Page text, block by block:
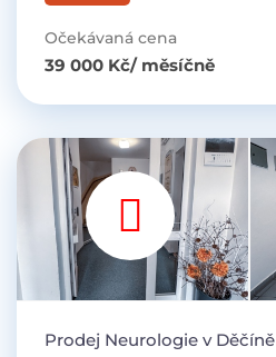
Očekávaná cena
39 000 Kč/ měsíčně
Prodej Neurologie v Děčíně